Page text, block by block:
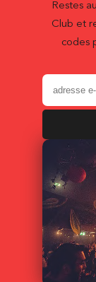
Restes
Club et
codes